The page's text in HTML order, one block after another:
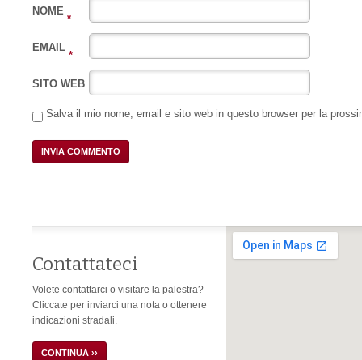
NOME
*
EMAIL
*
SITO WEB
Salva il mio nome, email e sito web in questo browser per la
Contattateci
Volete contattarci o visitare la palestra?
Cliccate per inviarci una nota o ottenere
indicazioni stradali.
CONTINUA ››